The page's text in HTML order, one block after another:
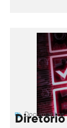
Documentos,
Diretório